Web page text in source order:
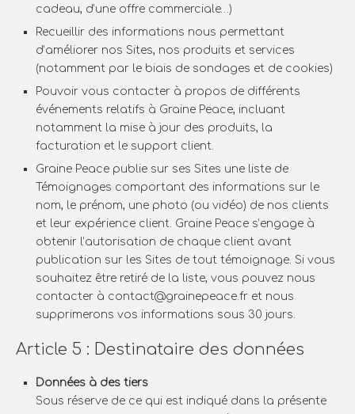
cadeau, d’une offre commerciale…)
Recueillir des informations nous permettant
d’améliorer nos Sites, nos produits et services
(notamment par le biais de sondages et de cookies)
Pouvoir vous contacter à propos de différents
événements relatifs à Graine Peace, incluant
notamment la mise à jour des produits, la
facturation et le support client.
Graine Peace publie sur ses Sites une liste de
Témoignages comportant des informations sur le
nom, le prénom, une photo (ou vidéo) de nos clients
et leur expérience client. Graine Peace s’engage à
obtenir l’autorisation de chaque client avant
publication sur les Sites de tout témoignage. Si vous
souhaitez être retiré de la liste, vous pouvez nous
contacter à contact@grainepeace.fr et nous
supprimerons vos informations sous 30 jours.
Article 5 : Destinataire des données
Données à des tiers
Sous réserve de ce qui est indiqué dans la présente